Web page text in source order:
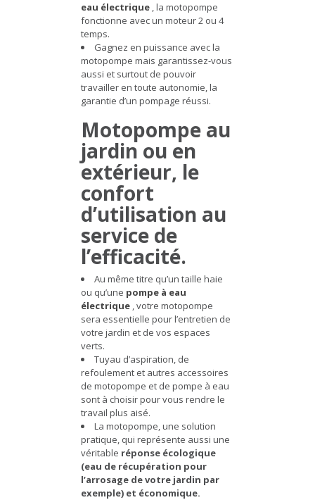
eau électrique , la motopompe
fonctionne avec un moteur 2 ou 4
temps.
Gagnez en puissance avec la
motopompe mais garantissez-vous
aussi et surtout de pouvoir
travailler en toute autonomie, la
garantie d’un pompage réussi.
Motopompe au
jardin ou en
extérieur, le
confort
d’utilisation au
service de
l’efficacité.
Au même titre qu’un taille haie
ou qu’une pompe à eau
électrique , votre motopompe
sera essentielle pour l’entretien de
votre jardin et de vos espaces
verts.
Tuyau d’aspiration, de
refoulement et autres accessoires
de motopompe et de pompe à eau
sont à choisir pour vous rendre le
travail plus aisé.
La motopompe, une solution
pratique, qui représente aussi une
véritable réponse écologique
(eau de récupération pour
l’arrosage de votre jardin par
exemple) et économique.